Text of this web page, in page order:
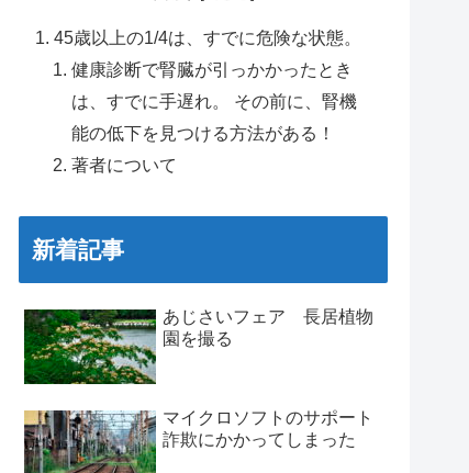
45歳以上の1/4は、すでに危険な状態。
健康診断で腎臓が引っかかったとき
は、すでに手遅れ。 その前に、腎機
能の低下を見つける方法がある！
著者について
新着記事
あじさいフェア 長居植物
園を撮る
マイクロソフトのサポート
詐欺にかかってしまった